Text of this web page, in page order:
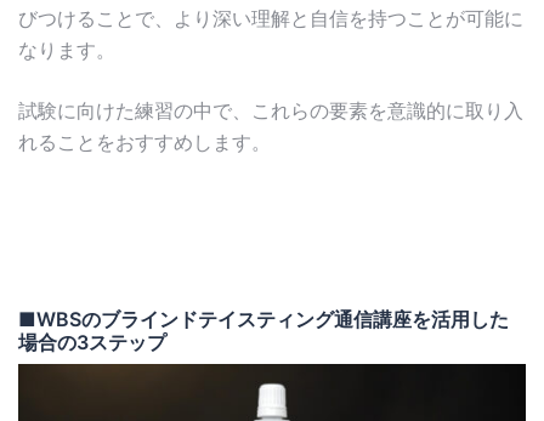
びつけることで、より深い理解と自信を持つことが可能に
なります。
試験に向けた練習の中で、これらの要素を意識的に取り入
れることをおすすめします。
■WBSのブラインドテイスティング通信講座を活用した
場合の3ステップ